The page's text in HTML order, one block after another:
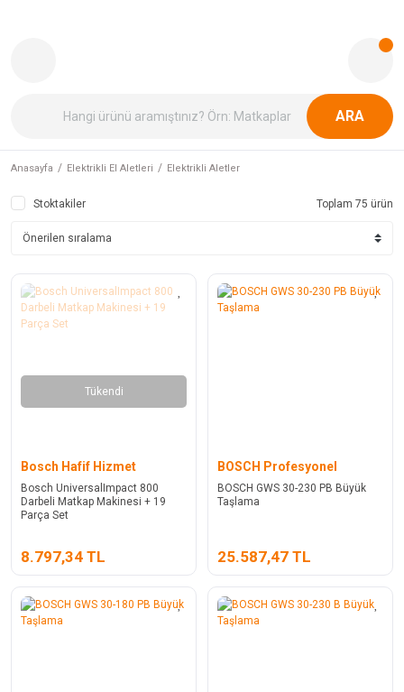
ARA
Anasayfa Elektrikli El Aletleri Elektrikli Aletler
Stoktakiler Toplam 75 ürün
Tükendi
Bosch Hafif Hizmet
Bosch UniversalImpact 800
Darbeli Matkap Makinesi + 19
Parça Set
8.797,34 TL
BOSCH Profesyonel
BOSCH GWS 30-230 PB Büyük
Taşlama
25.587,47 TL